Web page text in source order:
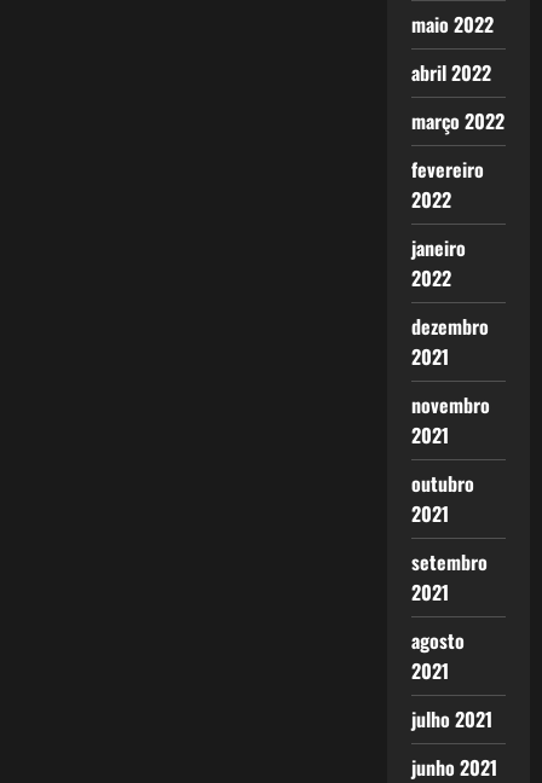
maio 2022
abril 2022
março 2022
fevereiro
2022
janeiro
2022
dezembro
2021
novembro
2021
outubro
2021
setembro
2021
agosto
2021
julho 2021
junho 2021